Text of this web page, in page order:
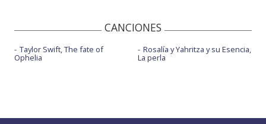
CANCIONES
Taylor Swift, The fate of
Ophelia
Rosalía y Yahritza y su Esencia,
La perla